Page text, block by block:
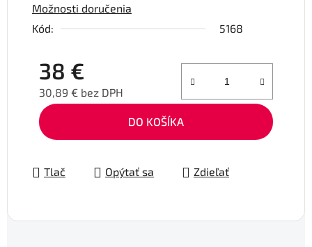
Možnosti doručenia
Kód:
5168
38 €
30,89 € bez DPH
Jednotková cena:
DO KOŠÍKA
Tlač Opýtať sa Zdieľať